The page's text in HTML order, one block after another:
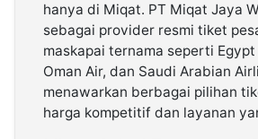
Kabarbaru
hanya di Miqat. PT Miqat Jaya
sebagai provider resmi tiket
maskapai ternama seperti Egypt
Oman Air, dan Saudi Arabian
menawarkan berbagai pilihan
harga kompetitif dan layanan